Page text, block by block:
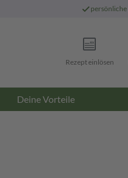
persönliche
Rezept einlösen
Deine Vorteile